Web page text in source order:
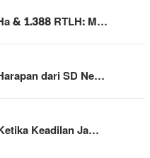
& 1.388 RTLH: M…
dari SD Ne…
Keadilan Ja…